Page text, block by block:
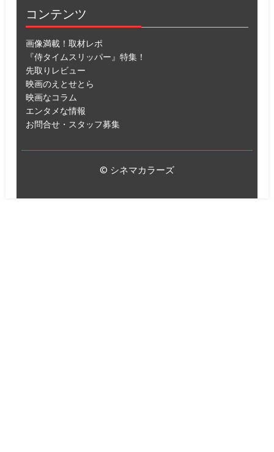
コンテンツ
画像満載！取材レポ
『侍タイムスリッパー』特集！
先取りレビュー
映画のえとせとら
映画なコラム
エンタメな情報
お問合せ・スタッフ募集
© シネマカラーズ